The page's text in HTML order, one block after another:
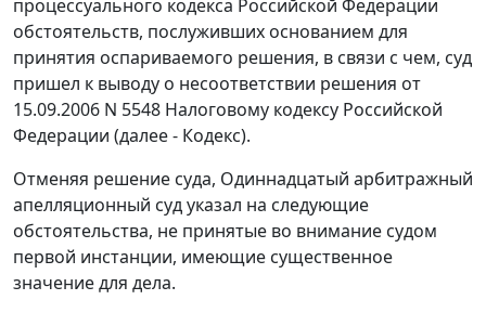
процессуального кодекса Российской Федерации
обстоятельств, послуживших основанием для
принятия оспариваемого решения, в связи с чем, суд
пришел к выводу о несоответствии решения от
15.09.2006 N 5548 Налоговому кодексу Российской
Федерации (далее - Кодекс).
Отменяя решение суда, Одиннадцатый арбитражный
апелляционный суд указал на следующие
обстоятельства, не принятые во внимание судом
первой инстанции, имеющие существенное
значение для дела.